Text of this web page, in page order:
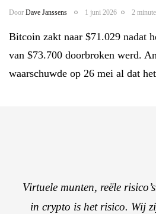
Door Dave Janssens 1 juni 2026 2
Bitcoin zakt naar $71.029 nadat
van $73.700 doorbroken werd.
waarschuwde op 26 mei al dat
Virtuele munten, reële
in crypto is het risico. Wij